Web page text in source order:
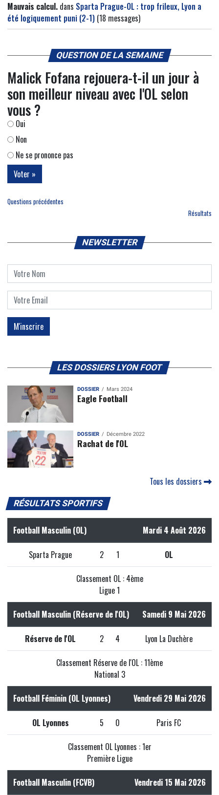
Mauvais calcul. dans Sparta Prague-OL : trop frileux, Lyon a
été logiquement puni (2-1) (18 messages)
QUESTION DE LA SEMAINE
Malick Fofana rejouera-t-il un jour à
son meilleur niveau avec l'OL selon
vous ?
Oui
Non
Ne se prononce pas
Questions précédentes
Résultats
NEWSLETTER
LES DOSSIERS LYON FOOT
DOSSIER Mars 2024
Eagle Football
DOSSIER Décembre 2022
Rachat de l'OL
Tous les dossiers
RÉSULTATS SPORTIFS
Football Masculin (OL) Mardi 4 Août 2026
Sparta Prague 2 1 OL
Classement OL : 4ème
Ligue 1
Football Masculin (Réserve de l'OL) Samedi 9 Mai 2026
Réserve de l'OL 2 4 Lyon La Duchère
Classement Réserve de l'OL : 11ème
National 3
Football Féminin (OL Lyonnes) Vendredi 29 Mai 2026
OL Lyonnes 5 0 Paris FC
Classement OL Lyonnes : 1er
Première Ligue
Football Masculin (FCVB) Vendredi 15 Mai 2026